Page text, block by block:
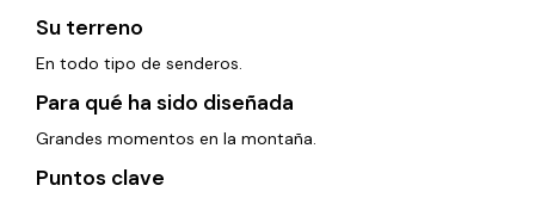
Su terreno
En todo tipo de senderos.
Para qué ha sido diseñada
Grandes momentos en la montaña.
Puntos clave